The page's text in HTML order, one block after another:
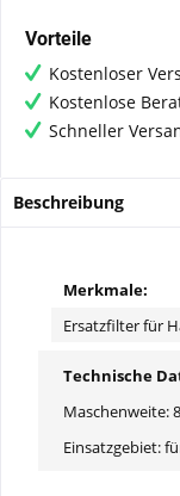
Vorteile
Kostenloser
Kostenlose
Schneller
Beschreibung
Merkmale:
Ersatzfilter für
Technische
Maschenweite:
Einsatzgebiet: